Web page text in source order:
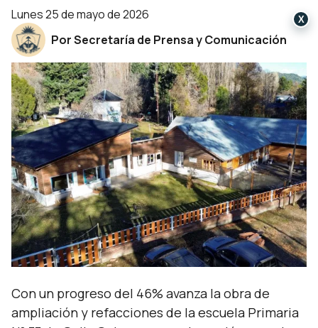
lunes 25 de mayo de 2026
Por Secretaría de Prensa y Comunicación
Con un progreso del 46% avanza la obra de
ampliación y refacciones de la escuela Primaria
X